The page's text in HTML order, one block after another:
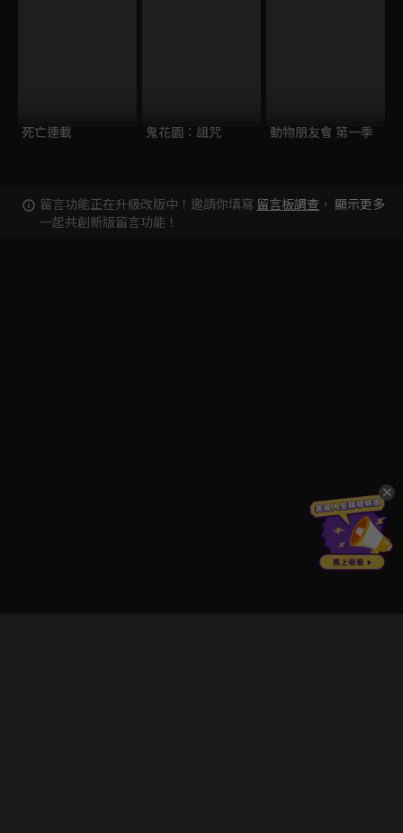
死亡連載 鬼花園：詛咒 動物朋友會 第一季
留言功能正在升級改版中！邀請你填寫 留言板調查 ，
一起共創新版留言功能！
顯示更多